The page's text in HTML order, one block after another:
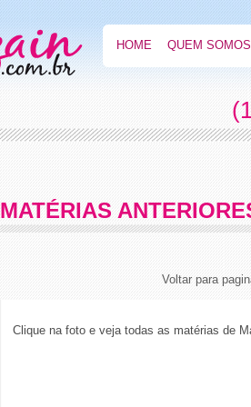
HOME QUEM SOMOS
MATÉRIAS
Voltar para
Clique na foto e veja todas as matérias de